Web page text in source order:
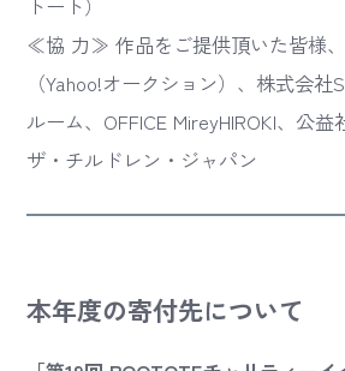
トート）
≪協 力≫ 作品をご提供頂いた皆様
（Yahoo!オークション）、株式会社
ルーム、OFFICE MireyHIROKI、公益
ザ・チルドレン・ジャパン
本年度の寄付先について